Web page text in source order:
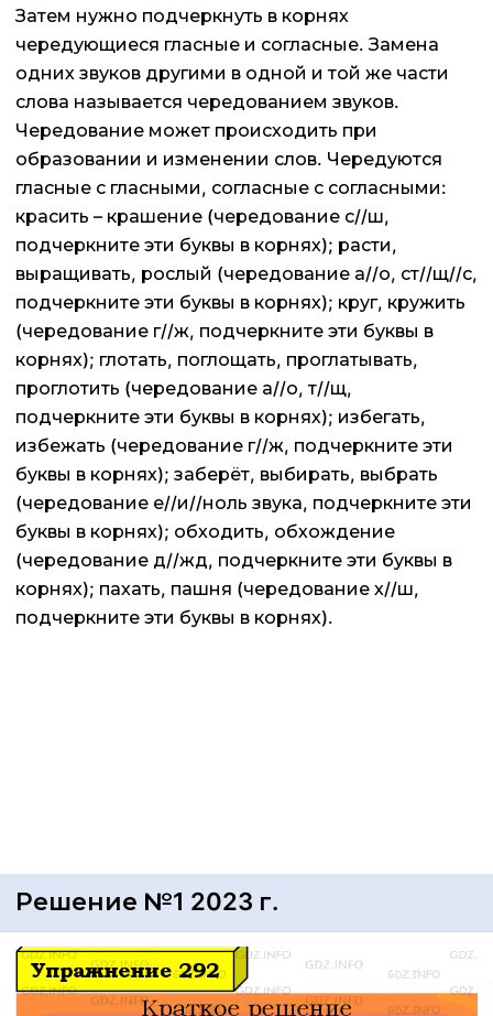
Затем нужно подчеркнуть в корнях
чередующиеся гласные и согласные. Замена
одних звуков другими в одной и той же части
слова называется чередованием звуков.
Чередование может происходить при
образовании и изменении слов. Чередуются
гласные с гласными, согласные с согласными:
красить – крашение (чередование с//ш,
подчеркните эти буквы в корнях); расти,
выращивать, рослый (чередование а//о, ст//щ//с,
подчеркните эти буквы в корнях); круг, кружить
(чередование г//ж, подчеркните эти буквы в
корнях); глотать, поглощать, проглатывать,
проглотить (чередование а//о, т//щ,
подчеркните эти буквы в корнях); избегать,
избежать (чередование г//ж, подчеркните эти
буквы в корнях); заберёт, выбирать, выбрать
(чередование е//и//ноль звука, подчеркните эти
буквы в корнях); обходить, обхождение
(чередование д//жд, подчеркните эти буквы в
корнях); пахать, пашня (чередование х//ш,
подчеркните эти буквы в корнях).
Решение №1 2023 г.